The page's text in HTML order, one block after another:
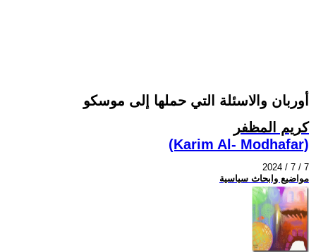
أوربان والاسئلة التي حملها إلى موسكو
كريم المظفر
(Karim Al- Modhafar)
2024 / 7 / 7
مواضيع وابحاث سياسية